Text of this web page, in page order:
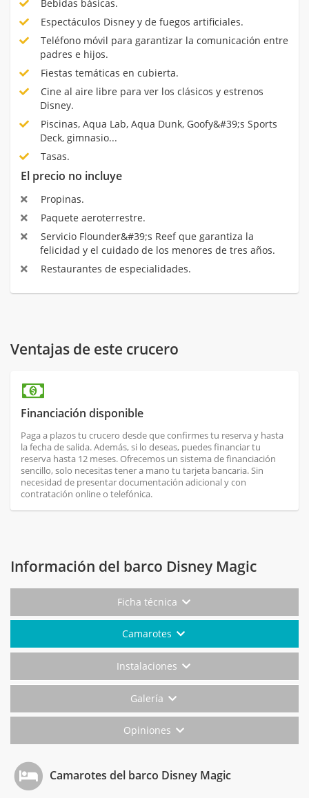
Bebidas básicas.
Espectáculos Disney y de fuegos artificiales.
Teléfono móvil para garantizar la comunicación entre
padres e hijos.
Fiestas temáticas en cubierta.
Cine al aire libre para ver los clásicos y estrenos
Disney.
Piscinas, Aqua Lab, Aqua Dunk, Goofy&#39;s Sports
Deck, gimnasio...
Tasas.
El precio no incluye
Propinas.
Paquete aeroterrestre.
Servicio Flounder&#39;s Reef que garantiza la
felicidad y el cuidado de los menores de tres años.
Restaurantes de especialidades.
Ventajas de este crucero
Financiación disponible
Paga a plazos tu crucero desde que confirmes tu reserva y hasta
la fecha de salida. Además, si lo deseas, puedes financiar tu
reserva hasta 12 meses. Ofrecemos un sistema de financiación
sencillo, solo necesitas tener a mano tu tarjeta bancaria. Sin
necesidad de presentar documentación adicional y con
contratación online o telefónica.
Información del barco Disney Magic
Ficha técnica
Camarotes
Instalaciones
Galería
Opiniones
Camarotes del barco Disney Magic